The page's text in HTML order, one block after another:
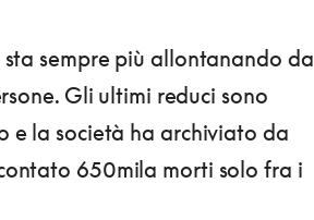
sempre più allontanando da
Gli ultimi reduci sono
e la società ha archiviato da
650mila morti solo fra i